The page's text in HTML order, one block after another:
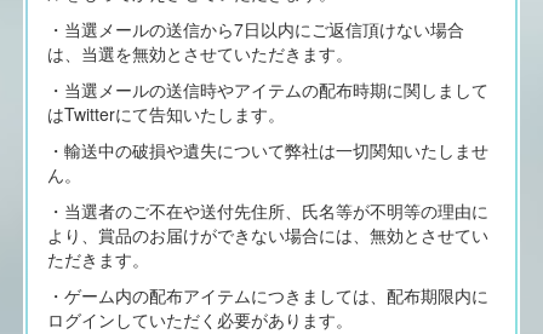
・当選メールの送信から7日以内にご返信頂けない場合
は、当選を無効とさせていただきます。
・当選メールの送信時やアイテムの配布時期に関しまして
はTwitterにて告知いたします。
・輸送中の破損や遺失について弊社は一切関知いたしませ
ん。
・当選者のご不在や送付先住所、氏名等が不明等の理由に
より、賞品のお届けができない場合には、無効とさせてい
ただきます。
・ゲーム内の配布アイテムにつきましては、配布期限内に
ログインしていただく必要があります。